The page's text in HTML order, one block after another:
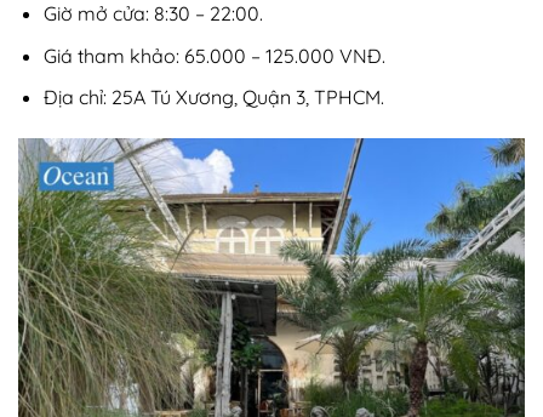
Giờ mở cửa: 8:30 – 22:00.
Giá tham khảo: 65.000 – 125.000 VNĐ.
Địa chỉ: 25A Tú Xương, Quận 3, TPHCM.